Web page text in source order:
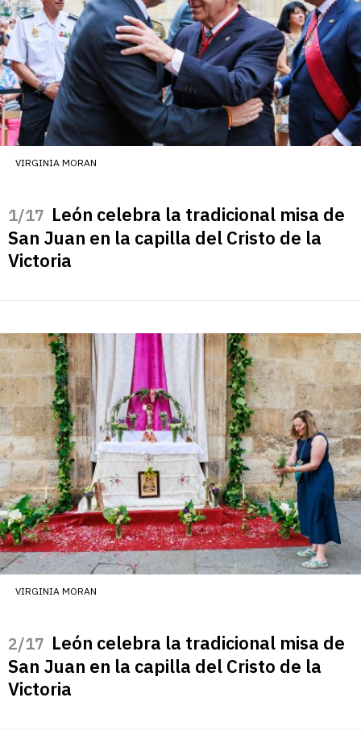
VIRGINIA MORAN
/17 León celebra la tradicional misa de
San Juan en la capilla del Cristo de la
Victoria
VIRGINIA MORAN
/17 León celebra la tradicional misa de
San Juan en la capilla del Cristo de la
Victoria